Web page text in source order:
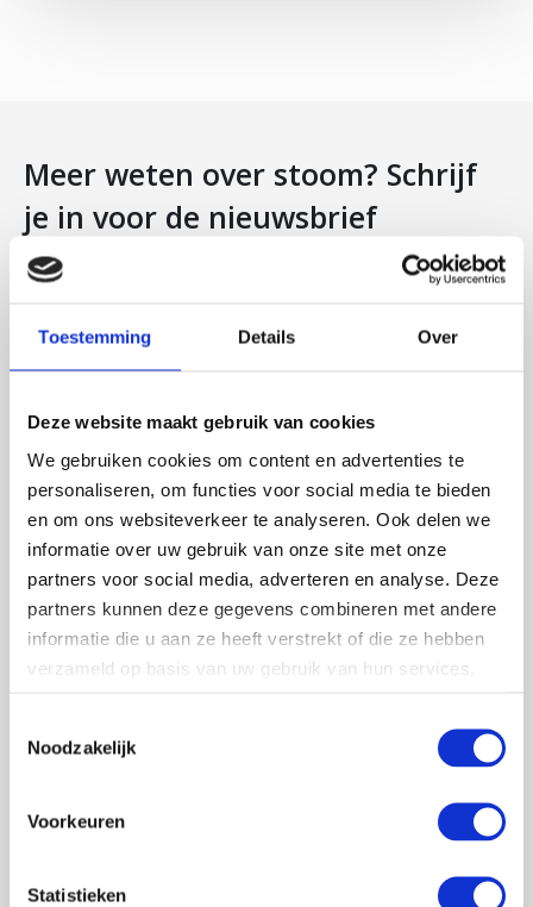
Toestemming Details Over
Deze website maakt gebruik van cookies
We gebruiken cookies om content en advertenties te
personaliseren, om functies voor social media te bieden
en om ons websiteverkeer te analyseren. Ook delen we
informatie over uw gebruik van onze site met onze
partners voor social media, adverteren en analyse. Deze
partners kunnen deze gegevens combineren met andere
informatie die u aan ze heeft verstrekt of die ze hebben
verzameld op basis van uw gebruik van hun services.
Noodzakelijk
Voorkeuren
Statistieken
Meer weten over stoom? Schrijf
je in voor de nieuwsbrief
Abonneer